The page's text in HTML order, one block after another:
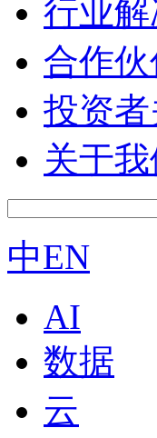
行业
合作
投资
关于我
中EN
AI
数据
云